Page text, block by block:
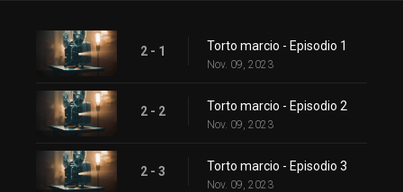
2 - 1 Torto marcio - Episodio 1
Nov. 09, 2023
2 - 2 Torto marcio - Episodio 2
Nov. 09, 2023
2 - 3 Torto marcio - Episodio 3
Nov. 09, 2023